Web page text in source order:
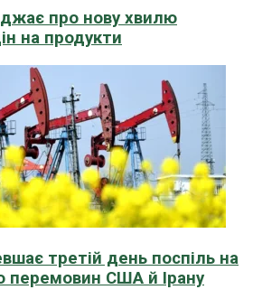
про нову хвилю
на продукти
третій день поспіль на
перемовин США й Ірану